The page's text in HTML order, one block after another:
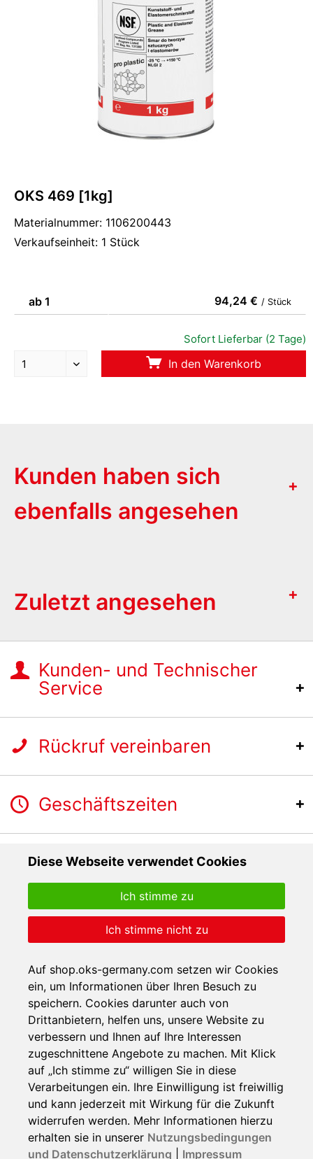
Diese Webseite verwendet Cookies
Auf shop.oks-germany.com setzen wir Cookies
ein, um Informationen über Ihren Besuch zu
speichern. Cookies darunter auch von
Drittanbietern, helfen uns, unsere Website zu
verbessern und Ihnen auf Ihre Interessen
zugeschnittene Angebote zu machen. Mit Klick
auf „Ich stimme zu“ willigen Sie in diese
Verarbeitungen ein. Ihre Einwilligung ist freiwillig
und kann jederzeit mit Wirkung für die Zukunft
widerrufen werden. Mehr Informationen hierzu
erhalten sie in unserer Nutzungsbedingungen
und Datenschutzerklärung
Impressum
Ich stimme nicht zu
Ich stimme zu
OKS 469 [1kg]
Materialnummer: 1106200443
Verkaufseinheit: 1 Stück
ab 1 94,24 € / Stück
Sofort Lieferbar (2 Tage)
In den Warenkorb
Kunden haben sich
ebenfalls angesehen
Zuletzt angesehen
Kunden- und Technischer
Service
Rückruf vereinbaren
Geschäftszeiten